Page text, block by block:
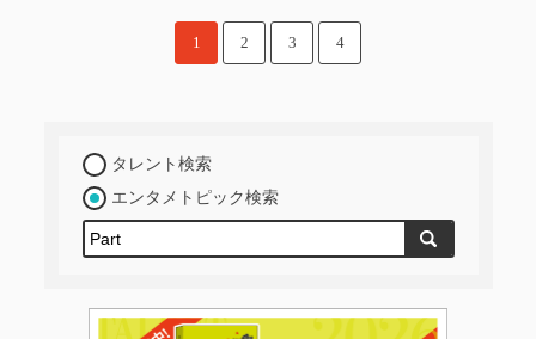
1 2 3 4
タレント検索
エンタメトピック検索